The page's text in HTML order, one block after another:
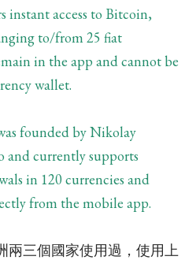
instant access to Bitcoin,
to/from 25 fiat
in the app and cannot be
wallet.
founded by Nikolay
and currently supports
in 120 currencies and
from the mobile app.
兩三個國家使用過，使用上